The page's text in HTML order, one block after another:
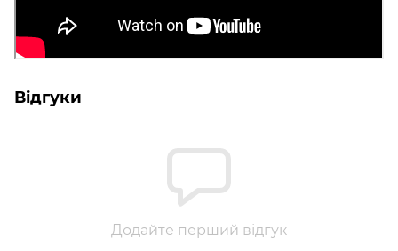
Відгуки
Додайте перший відгук